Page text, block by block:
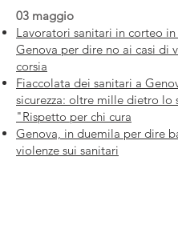
03 maggio
Lavoratori sanitari in corteo in
Genova per dire no ai casi di
corsia
Fiaccolata dei sanitari a
sicurezza: oltre mille dietro lo
"Rispetto per chi cura
Genova, in duemila per dire
violenze sui sanitari